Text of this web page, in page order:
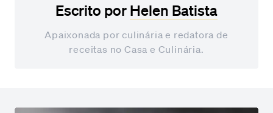
Escrito por Helen Batista
Apaixonada por culinária e redatora de
receitas no Casa e Culinária.